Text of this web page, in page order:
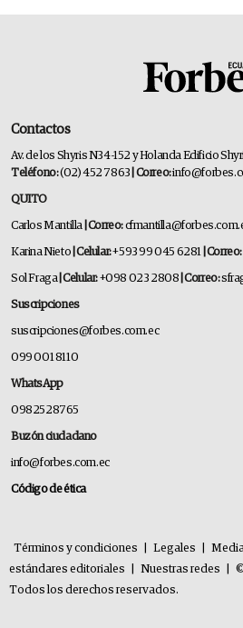
Contactos
Av. de los Shyris N34-152 y Holanda Edificio
Teléfono:(02) 452 7863 | Correo:
QUITO
Carlos Mantilla | Correo:
Karina Nieto | Celular:+593 99 045 6281 | Correo:
Sol Fraga| Celular:+098 023 2808 | Correo:
Suscripciones
suscripciones@forbes.com.ec
099 001 8110
WhatsApp
0982528765
Buzón ciudadano
info@forbes.com.ec
Código de ética
Términos y condiciones Legales
estándares editoriales
Nuestras redes
Todos los derechos reservados.